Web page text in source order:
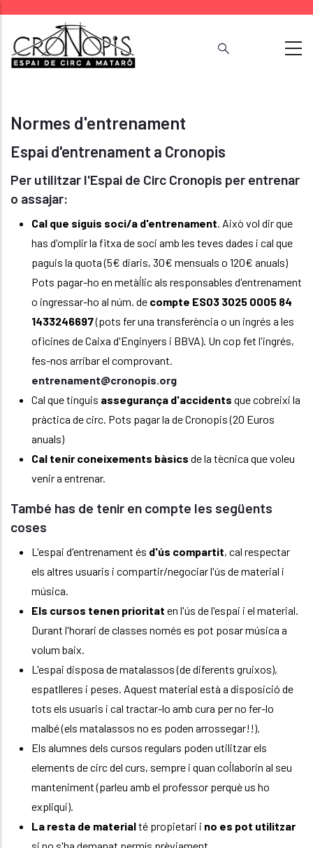
contingut
Normes d'entrenament
Espai d'entrenament a Cronopis
Per utilitzar l'Espai de Circ Cronopis per entrenar
o assajar:
Cal que siguis soci/a d'entrenament. Això vol dir que
has d'omplir la fitxa de soci amb les teves dades i cal que
paguis la quota (5€ diaris, 30€ mensuals o 120€ anuals)
Pots pagar-ho en metàl·lic als responsables d'entrenament
o ingressar-ho al núm. de compte ES03 3025 0005 84
1433246697(pots fer una transferència o un ingrés a les
oficines de Caixa d'Enginyers i BBVA). Un cop fet l'ingrés,
fes-nos arribar el comprovant.
entrenament@cronopis.org
Cal que tinguis assegurança d'accidents que cobreixi la
pràctica de circ. Pots pagar la de Cronopis (20 Euros
anuals)
Cal tenir coneixements bàsics de la tècnica que voleu
venir a entrenar.
També has de tenir en compte les següents
coses
L'espai d'entrenament és d'ús compartit, cal respectar
els altres usuaris i compartir/negociar l'ús de material i
música.
Els cursos tenen prioritat en l'ús de l'espai i el material.
Durant l'horari de classes només es pot posar música a
volum baix.
L'espai disposa de matalassos (de diferents gruixos),
espatlleres i peses. Aquest material està a disposició de
tots els usuaris i cal tractar-lo amb cura per no fer-lo
malbé (els matalassos no es poden arrossegar!!).
Els alumnes dels cursos regulars poden utilitzar els
elements de circ del curs, sempre i quan col·laborin al seu
manteniment (parleu amb el professor perquè us ho
expliqui).
La resta de materialté propietari i no es pot utilitzar